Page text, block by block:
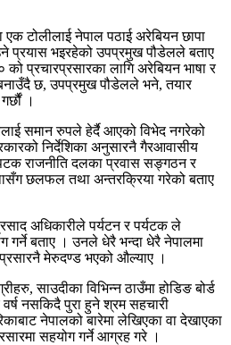
टोलीलाई नेपाल पठाई अरेबियन छापा
प्रयास भइरहेको उपप्रमुख पौडेलले बताए
प्रचारप्रसारका लागि अरेबियन भाषा र
छ, उपप्रमुख पौडेलले भने, तयार
।
समान रुपले हेर्दै आएको विभेद नगरेको
निर्देशिका अनुसारनै गैरआवासीय
राजनीति दलका प्रवास सङ्गठन र
छलफल तथा अन्तरक्रिया गरेको बताए
अधिकारीले पर्यटन र पर्यटक ले
गर्ने बताए । उनले धेरै भन्दा धेरै नेपालमा
मेरुदण्ड भएको औल्याए ।
साउदीका विभिन्न ठाउँमा होडिङ बोर्ड
नसकिदै पुरा हुने श्रम सहचारी
नेपालको बारेमा लेखिएका वा देखाएका
सहयोग गर्ने आग्रह गरे ।